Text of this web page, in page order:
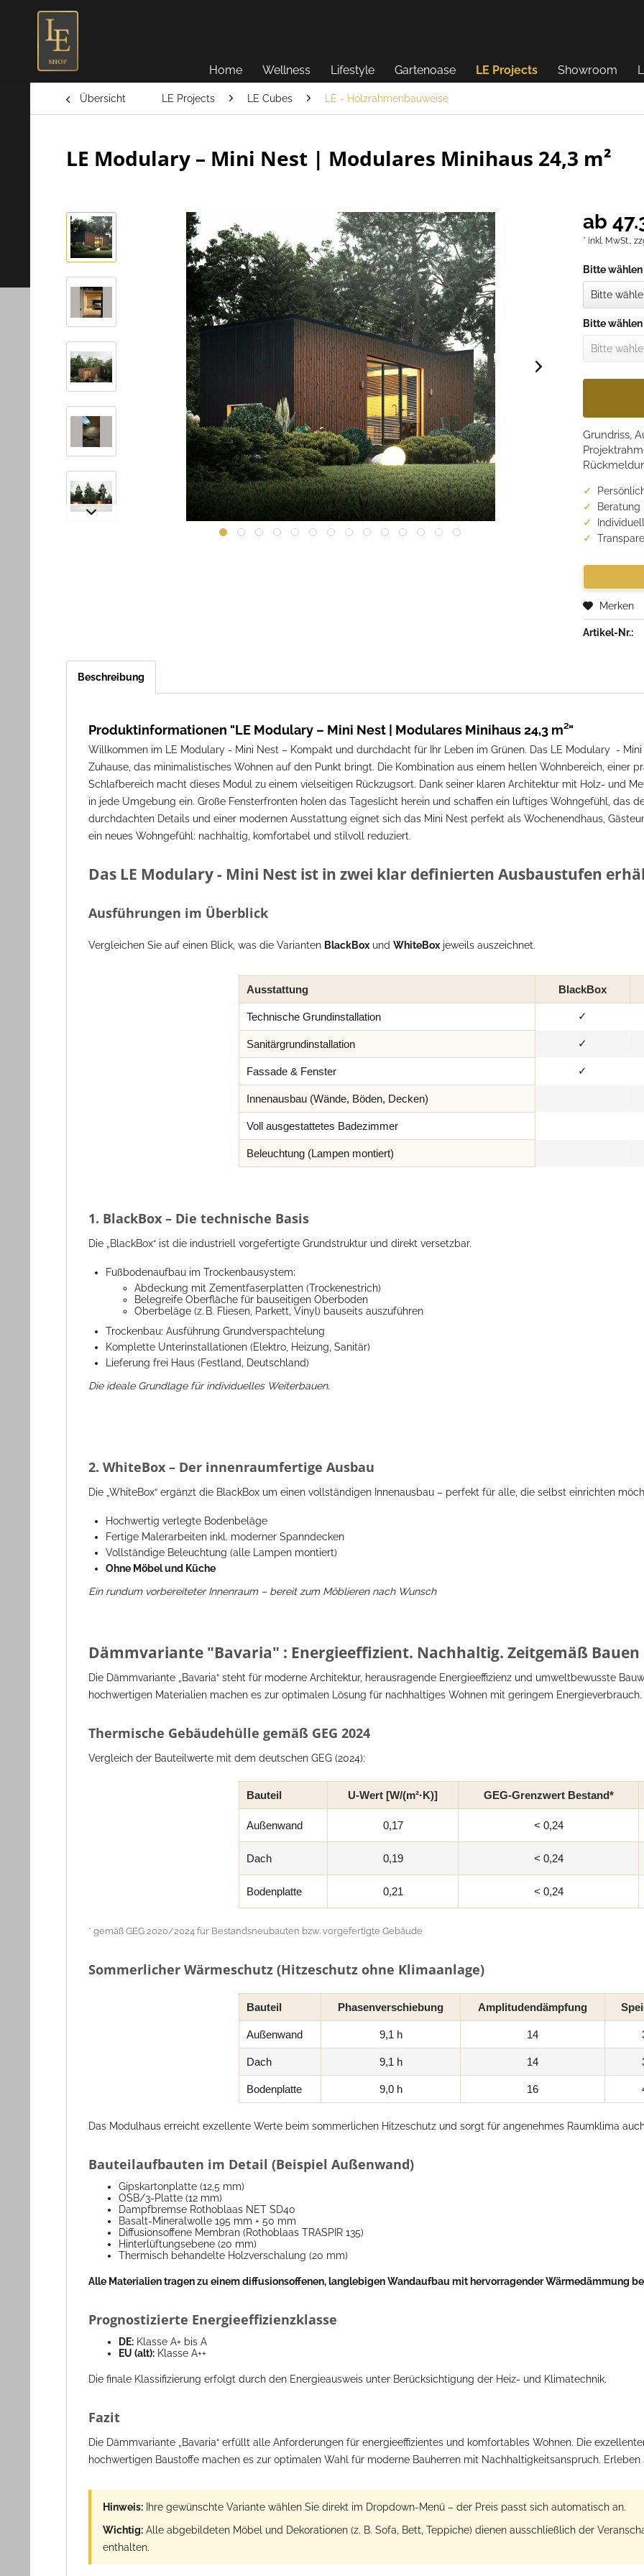
Home Wellness Lifestyle Gartenoase LE Projects Showroom
Übersicht LE Projects LE Cubes LE - Holzrahmenbauweise
LE Modulary – Mini Nest | Modulares Minihaus 24,3 m²
ab
* inkl. MwSt.,
Bitte
Bitte
Grundriss,
Merken
Artikel-Nr.:
Beschreibung
Produktinformationen "LE Modulary – Mini Nest | Modulares Minihaus 24,3 m²"
Willkommen im LE Modulary - Mini Nest – Kompakt und durchdacht für Ihr Leben im Grünen. Das LE Modulary -
Zuhause, das minimalistisches Wohnen auf den Punkt bringt. Die Kombination aus einem hellen Wohnbereich, einer
Schlafbereich macht dieses Modul zu einem vielseitigen Rückzugsort. Dank seiner klaren Architektur mit Holz- und
in jede Umgebung ein. Große Fensterfronten holen das Tageslicht herein und schaffen ein luftiges Wohngefühl, das
durchdachten Details und einer modernen Ausstattung eignet sich das Mini Nest perfekt als Wochenendhaus,
ein neues Wohngefühl: nachhaltig, komfortabel und stilvoll reduziert.
Das LE Modulary - Mini Nest ist in zwei klar definierten Ausbaustufen
Ausführungen im Überblick
Vergleichen Sie auf einen Blick, was die Varianten BlackBox und WhiteBox jeweils auszeichnet.
Ausstattung BlackBox
Technische Grundinstallation ✓
Sanitärgrundinstallation ✓
Fassade & Fenster ✓
Innenausbau (Wände, Böden, Decken)
Voll ausgestattetes Badezimmer
Beleuchtung (Lampen montiert)
1. BlackBox – Die technische Basis
Die „BlackBox“ ist die industriell vorgefertigte Grundstruktur und direkt versetzbar.
Fußbodenaufbau im Trockenbausystem:
Abdeckung mit Zementfaserplatten (Trockenestrich)
Belegreife Oberfläche für bauseitigen Oberboden
Oberbeläge (z. B. Fliesen, Parkett, Vinyl) bauseits auszuführen
Trockenbau: Ausführung Grundverspachtelung
Komplette Unterinstallationen (Elektro, Heizung, Sanitär)
Lieferung frei Haus (Festland, Deutschland)
Die ideale Grundlage für individuelles Weiterbauen.
2. WhiteBox – Der innenraumfertige Ausbau
Die „WhiteBox“ ergänzt die BlackBox um einen vollständigen Innenausbau – perfekt für alle, die selbst einrichten
Hochwertig verlegte Bodenbeläge
Fertige Malerarbeiten inkl. moderner Spanndecken
Vollständige Beleuchtung (alle Lampen montiert)
Ohne Möbel und Küche
Ein rundum vorbereiteter Innenraum – bereit zum Möblieren nach Wunsch
Dämmvariante "Bavaria" : Energieeffizient. Nachhaltig. Zeitgemäß
Die Dämmvariante „Bavaria“ steht für moderne Architektur, herausragende Energieeffizienz und umweltbewusste
hochwertigen Materialien machen es zur optimalen Lösung für nachhaltiges Wohnen mit geringem Energieverbrauch.
Thermische Gebäudehülle gemäß GEG 2024
Vergleich der Bauteilwerte mit dem deutschen GEG (2024):
Bauteil U-Wert [W/(m²·K)] GEG-Grenzwert Bestand*
Außenwand 0,17 < 0,24
Dach 0,19 < 0,24
Bodenplatte 0,21 < 0,24
* gemäß GEG 2020/2024 für Bestandsneubauten bzw. vorgefertigte Gebäude
Sommerlicher Wärmeschutz (Hitzeschutz ohne Klimaanlage)
Bauteil Phasenverschiebung Amplitudendämpfung
Außenwand 9,1 h 14
Dach 9,1 h 14
Bodenplatte 9,0 h 16
Das Modulhaus erreicht exzellente Werte beim sommerlichen Hitzeschutz und sorgt für angenehmes Raumklima
Bauteilaufbauten im Detail (Beispiel Außenwand)
Gipskartonplatte (12,5 mm)
OSB/3-Platte (12 mm)
Dampfbremse Rothoblaas NET SD40
Basalt-Mineralwolle 195 mm + 50 mm
Diffusionsoffene Membran (Rothoblaas TRASPIR 135)
Hinterlüftungsebene (20 mm)
Thermisch behandelte Holzverschalung (20 mm)
Alle Materialien tragen zu einem diffusionsoffenen, langlebigen Wandaufbau mit hervorragender Wärmedämmung
Prognostizierte Energieeffizienzklasse
DE: Klasse A+ bis A
EU (alt): Klasse A++
Die finale Klassifizierung erfolgt durch den Energieausweis unter Berücksichtigung der Heiz- und Klimatechnik.
Fazit
Die Dämmvariante „Bavaria“ erfüllt alle Anforderungen für energieeffizientes und komfortables Wohnen. Die
hochwertigen Baustoffe machen es zur optimalen Wahl für moderne Bauherren mit Nachhaltigkeitsanspruch.
Hinweis: Ihre gewünschte Variante wählen Sie direkt im Dropdown-Menü – der Preis passt sich automatisch an.
Wichtig: Alle abgebildeten Möbel und Dekorationen (z. B. Sofa, Bett, Teppiche) dienen ausschließlich der
enthalten.